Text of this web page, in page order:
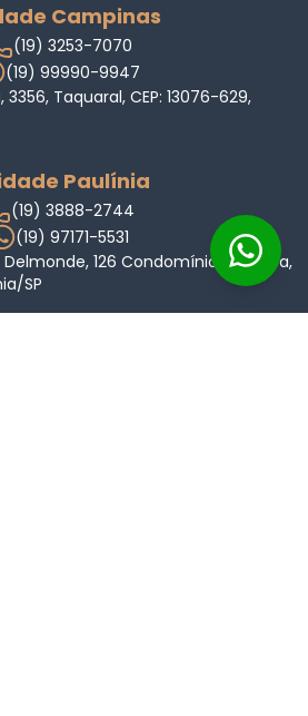
Campinas
(19) 3253-7070
(19) 99990-9947
Taquaral, CEP: 13076-629,
Paulínia
(19) 3888-2744
(19) 97171-5531
126 Condomínio Okinawa,
SP